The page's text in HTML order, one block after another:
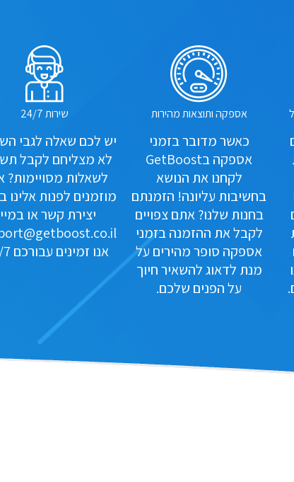
אספקה ותוצאות מהירות
כאשר מדובר בזמני
אספקה בGetBoost
לקחנו את הנושא
בחשיבות עליונה! הזמנתם
בחנות שלנו? אתם צפויים
לקבל את ההזמנה בזמני
אספקה סופר מהירים על
מנת לדאוג להשאיר חיוך
על הפנים שלכם.
שירות 24/7
יש לכם שאלה לגבי
לא מצליחם לקבל
לשאלות מסויימות?
מוזמנים לפנות אלינו
יצירת קשר או
אנו זמינים עבורכם 24/7!